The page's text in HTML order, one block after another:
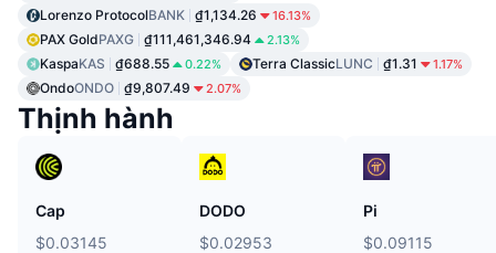
Lorenzo ProtocolBANK ₫1,134.26 16.13%
PAX GoldPAXG ₫111,461,346.94 2.13%
KaspaKAS ₫688.55 0.22% Terra ClassicLUNC ₫1.31 1.17%
OndoONDO ₫9,807.49 2.07%
Thịnh hành
Cap
$0.03145
DODO
$0.02953
Pi
$0.09115